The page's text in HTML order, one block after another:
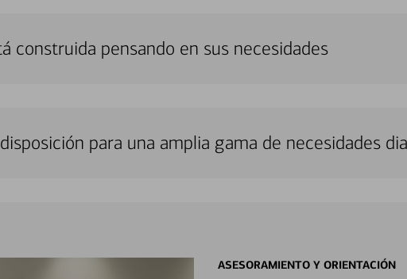
construida pensando en sus necesidades
para una amplia gama de necesidades
ASESORAMIENTO Y ORIENTACIÓN